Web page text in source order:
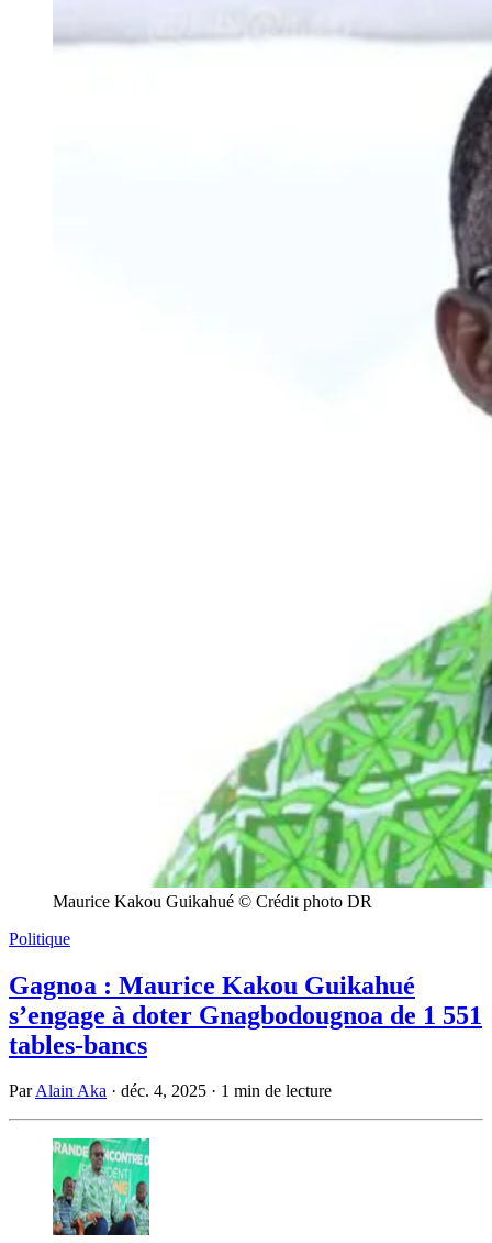
Maurice Kakou Guikahué © Crédit photo DR
Politique
Gagnoa : Maurice Kakou Guikahué
s’engage à doter Gnagbodougnoa de 1 551
tables-bancs
ParAlain Aka · déc. 4, 2025 · 1 min de lecture